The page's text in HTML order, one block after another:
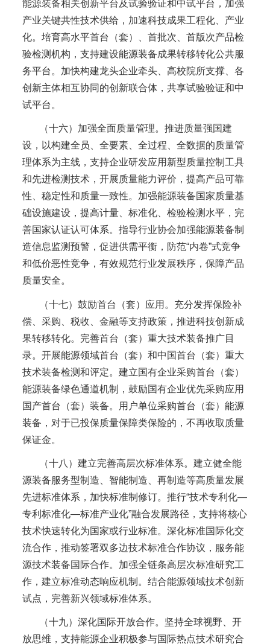
能源装备相关创新平台及试验验证和中试平台，加强
产业关键共性技术供给，加速科技成果工程化、产业
化。培育高水平首台（套）、首批次、首版次产品检
验检测机构，支持建设能源装备成果转移转化公共服
务平台。加快构建龙头企业牵头、高校院所支撑、各
创新主体相互协同的创新联合体，共享试验验证和中
试平台。
（十六）加强全面质量管理。推进质量强国建
设，以构建全员、全要素、全过程、全数据的质量管
理体系为主线，支持企业研发应用新型质量控制工具
和先进检测技术，开展质量能力评价，提高产品可靠
性、稳定性和质量一致性。加强能源装备国家质量基
础设施建设，提高计量、标准化、检验检测水平，完
善国家认证认可体系。指导行业协会加强能源装备制
造信息监测预警，促进供需平衡，防范“内卷”式竞争
和低价恶性竞争，有效规范行业发展秩序，保障产品
质量安全。
（十七）鼓励首台（套）应用。充分发挥保险补
偿、采购、税收、金融等支持政策，推进科技创新成
果转移转化。完善首台（套）重大技术装备推广目
录。开展能源领域首台（套）和中国首台（套）重大
技术装备检测和评定。建立国有企业采购首台（套）
能源装备绿色通道机制，鼓励国有企业优先采购应用
国产首台（套）装备。用户单位采购首台（套）能源
装备，对于已投保质量保障类保险的，不再收取质量
保证金。
（十八）建立完善高层次标准体系。建立健全能
源装备服务型制造、智能制造、再制造等高质量发展
先进标准体系，加快标准制修订。推行“技术专利化—
专利标准化—标准产业化”融合发展路径，支持将核心
技术快速转化为国家或行业标准。深化标准国际化交
流合作，推动签署双多边技术标准合作协议，服务能
源技术装备国际合作。加强全链条高层次标准研究工
作，建立标准动态响应机制。结合能源领域技术创新
试点，完善新兴领域标准体系。
（十九）深化国际开放合作。坚持全球视野、开
放思维，支持能源企业积极参与国际热点技术研究合